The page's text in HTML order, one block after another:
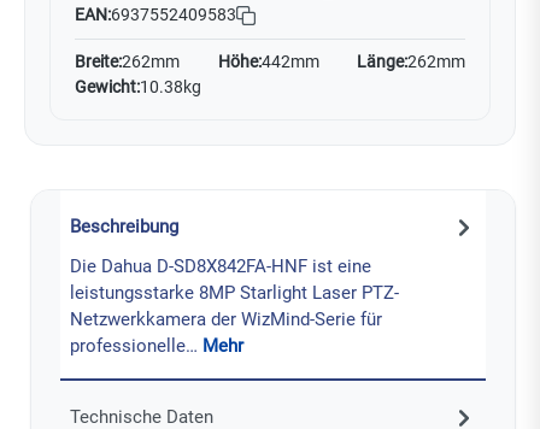
EAN:6937552409583
Breite:262mm Höhe:442mm Länge:262mm
Gewicht:10.38kg
Beschreibung
Die Dahua D-SD8X842FA-HNF ist eine
leistungsstarke 8MP Starlight Laser PTZ-
Netzwerkkamera der WizMind-Serie für
professionelle… Mehr
Technische Daten